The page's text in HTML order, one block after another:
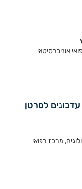
אוניברסיטאי
לסרטן
מרכז רפואי